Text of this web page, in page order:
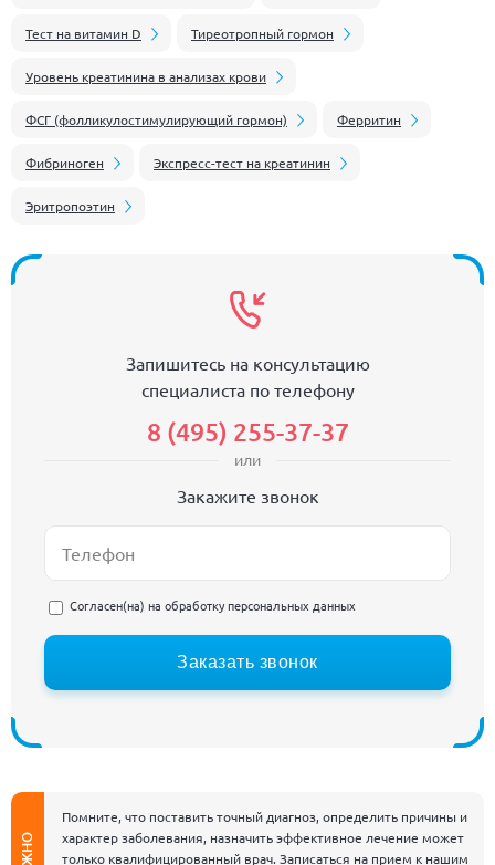
Тест на витамин D Тиреотропный гормон
Уровень креатинина в анализах крови
ФСГ (фолликулостимулирующий гормон) Ферритин
Фибриноген Экспресс-тест на креатинин
Эритропоэтин
Запишитесь на консультацию
специалиста по телефону
8 (495) 255-37-37
или
Закажите звонок
Согласен(на) на обработку персональных данных
Заказать звонок
Помните, что поставить точный диагноз, определить причины и
характер заболевания, назначить эффективное лечение может
только квалифицированный врач. Записаться на прием к нашим